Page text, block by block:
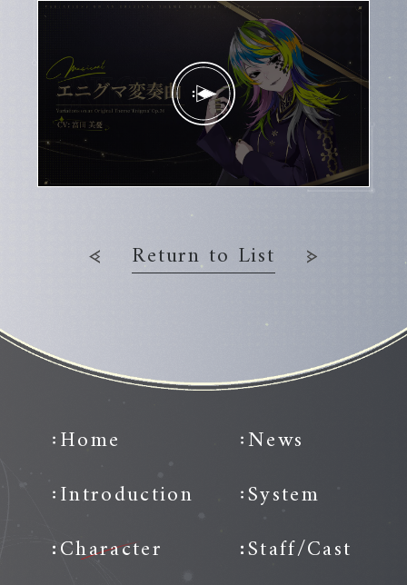
Return to List
Home
News
Introduction
System
Character
Staff/Cast